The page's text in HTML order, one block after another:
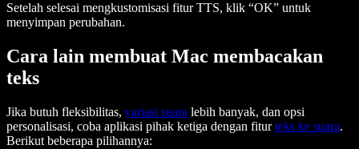
Setelah selesai mengkustomisasi fitur TTS, klik “OK” untuk
menyimpan perubahan.
Cara lain membuat Mac membacakan
teks
Jika butuh fleksibilitas, variasi suara lebih banyak, dan opsi
personalisasi, coba aplikasi pihak ketiga dengan fiturteks ke suara.
Berikut beberapa pilihannya: